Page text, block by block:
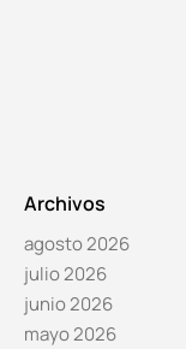
Archivos
agosto 2026
julio 2026
junio 2026
mayo 2026